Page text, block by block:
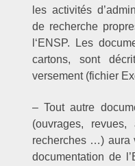
les activités
de recherche
l‘ENSP. Les
cartons, sont
versement (fichier
– Tout autre
(ouvrages,
recherches …) aura
documentation de